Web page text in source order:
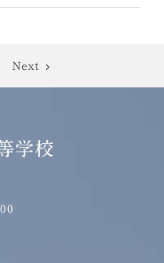
Next